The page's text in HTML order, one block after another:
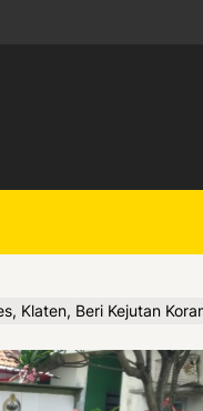
Klaten, Beri Kejutan